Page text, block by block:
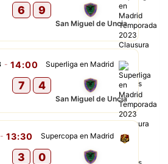
6 9
San Miguel de Uncia
Superliga en Madrid
- 14:00
7 4
San Miguel de Uncia
Supercopa en Madrid
- 13:30
3 0